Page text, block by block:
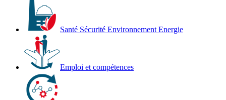
Santé Sécurité Environnement Energie
Emploi et compétences